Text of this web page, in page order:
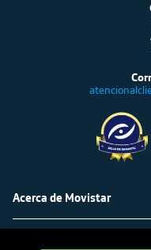
Acerca de Movistar